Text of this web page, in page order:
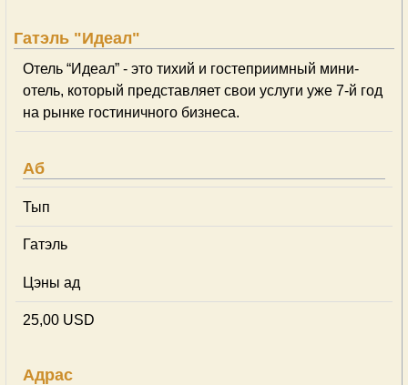
Гатэль "Идеал"
Отель “Идеал” - это тихий и гостеприимный мини-
отель, который представляет свои услуги уже 7-й год
на рынке гостиничного бизнеса.
Аб
Тып
Гатэль
Цэны ад
25,00 USD
Адрас